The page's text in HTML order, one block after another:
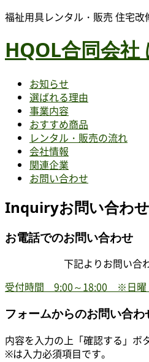
福祉用具レンタル・販売 住宅改
HQOL合同会社
お知らせ
選ばれる理由
事業内容
おすすめ商品
レンタル・販売の流れ
会社情報
関連企業
お問い合わせ
Inquiryお問い合わせ
お電話でのお問い合わせ
下記よりお問い合
受付時間 9:00～18:00 ※日曜
フォームからのお問い合わ
内容を入力の上「確認する」ボ
※は入力必須項目です。